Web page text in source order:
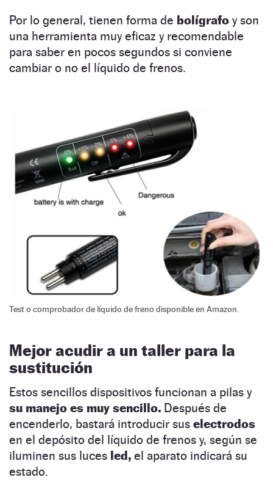
Por lo general, tienen forma de bolígrafo y son
una herramienta muy eficaz y recomendable
para saber en pocos segundos si conviene
cambiar o no el líquido de frenos.
Test o comprobador de líquido de freno disponible en Amazon.
Mejor acudir a un taller para la
sustitución
Estos sencillos dispositivos funcionan a pilas y
su manejo es muy sencillo. Después de
encenderlo, bastará introducir sus electrodos
en el depósito del líquido de frenos y, según se
iluminen sus luces led, el aparato indicará su
estado.